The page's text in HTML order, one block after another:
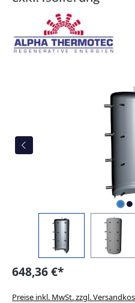
Bildergalerie überspringen
648,36 €*
Preise inkl. MwSt. zzgl.